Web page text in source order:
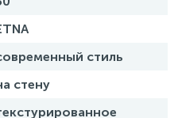
стиль
стену